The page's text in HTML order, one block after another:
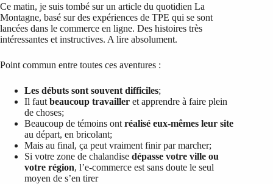
Ce matin, je suis tombé sur un article du quotidien La
Montagne, basé sur des expériences de TPE qui se sont
lancées dans le commerce en ligne. Des histoires très
intéressantes et instructives. A lire absolument.
Point commun entre toutes ces aventures :
Les débuts sont souvent difficiles;
Il faut beaucoup travailler et apprendre à faire plein
de choses;
Beaucoup de témoins ont réalisé eux-mêmes leur site
au départ, en bricolant;
Mais au final, ça peut vraiment finir par marcher;
Si votre zone de chalandise dépasse votre ville ou
votre région, l’e-commerce est sans doute le seul
moyen de s’en tirer